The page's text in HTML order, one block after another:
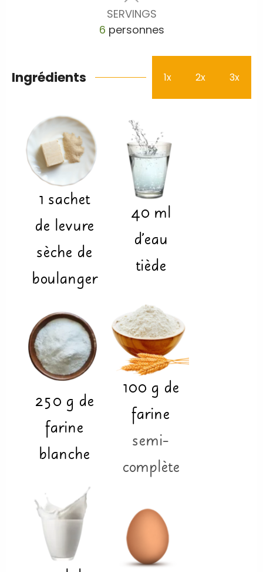
SERVINGS
6 personnes
Ingrédients 1x 2x 3x
1 sachet
de levure
sèche de
boulanger
40 ml
d'eau
tiède
250 g de
farine
blanche
100 g de
farine
semi-
complète